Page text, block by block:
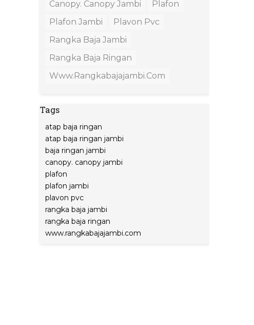
Canopy. Canopy Jambi
Plafon
Plafon Jambi
Plavon Pvc
Rangka Baja Jambi
Rangka Baja Ringan
Www.rangkabajajambi.com
Tags
atap baja ringan
atap baja ringan jambi
baja ringan jambi
canopy. canopy jambi
plafon
plafon jambi
plavon pvc
rangka baja jambi
rangka baja ringan
www.rangkabajajambi.com